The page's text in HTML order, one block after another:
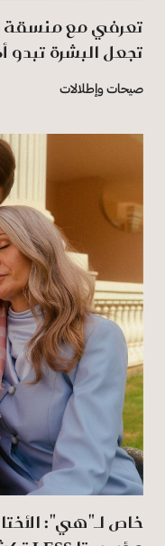
تعرفي مع منسقة
تجعل البشرة تبدو
صيحات وإطلالات
خاص لـ"هي":